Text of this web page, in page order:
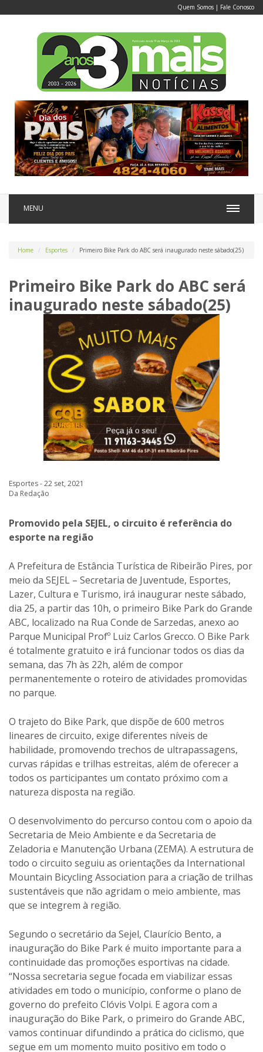
Quem Somos | Fale Conosco
MENU
Home Esportes Primeiro Bike Park do ABC será inaugurado neste sábado(25)
Primeiro Bike Park do ABC será
inaugurado neste sábado(25)
Esportes - 22 set, 2021
Da Redação
Promovido pela SEJEL, o circuito é referência do
esporte na região
A Prefeitura de Estância Turística de Ribeirão Pires, por
meio da SEJEL – Secretaria de Juventude, Esportes,
Lazer, Cultura e Turismo, irá inaugurar neste sábado,
dia 25, a partir das 10h, o primeiro Bike Park do Grande
ABC, localizado na Rua Conde de Sarzedas, anexo ao
Parque Municipal Profº Luiz Carlos Grecco. O Bike Park
é totalmente gratuito e irá funcionar todos os dias da
semana, das 7h às 22h, além de compor
permanentemente o roteiro de atividades promovidas
no parque.
O trajeto do Bike Park, que dispõe de 600 metros
lineares de circuito, exige diferentes níveis de
habilidade, promovendo trechos de ultrapassagens,
curvas rápidas e trilhas estreitas, além de oferecer a
todos os participantes um contato próximo com a
natureza disposta na região.
O desenvolvimento do percurso contou com o apoio da
Secretaria de Meio Ambiente e da Secretaria de
Zeladoria e Manutenção Urbana (ZEMA). A estrutura de
todo o circuito seguiu as orientações da International
Mountain Bicycling Association para a criação de trilhas
sustentáveis que não agridam o meio ambiente, mas
que se integrem à região.
Segundo o secretário da Sejel, Claurício Bento, a
inauguração do Bike Park é muito importante para a
continuidade das promoções esportivas na cidade.
“Nossa secretaria segue focada em viabilizar essas
atividades em todo o município, conforme o plano de
governo do prefeito Clóvis Volpi. E agora com a
inauguração do Bike Park, o primeiro do Grande ABC,
vamos continuar difundindo a prática do ciclismo, que
segue em um momento muito positivo em todo o